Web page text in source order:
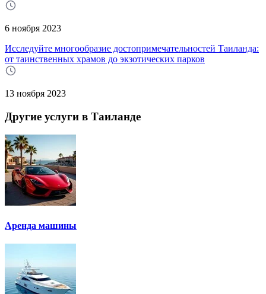
6 ноября 2023
Исследуйте многообразие достопримечательностей Таиланда:
от таинственных храмов до экзотических парков
13 ноября 2023
Другие услуги в Таиланде
Аренда машины